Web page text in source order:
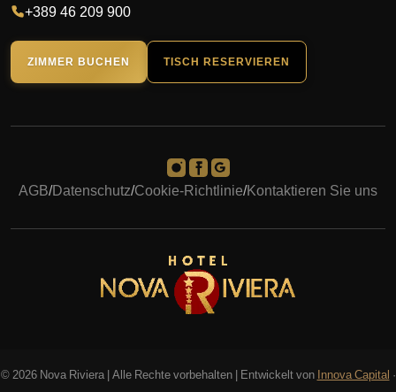
+389 46 209 900
ZIMMER BUCHEN TISCH RESERVIEREN
AGB/Datenschutz/Cookie-Richtlinie/Kontaktieren Sie uns
© 2026 Nova Riviera | Alle Rechte vorbehalten | Entwickelt von Innova Capital ·